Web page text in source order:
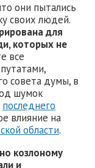
они пытались
своих людей.
для
которых не
все
совета думы, в
шумок
последнего
влияние на
области.
козлоному
и